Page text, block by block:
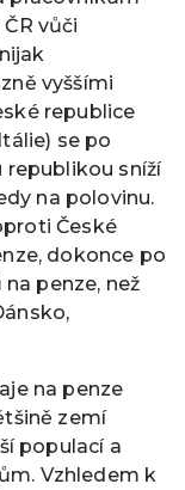
vůči
vyššími
republice
se po
republikou sníží
na polovinu.
České
dokonce po
penze, než
na penze
zemí
populací a
Vzhledem k